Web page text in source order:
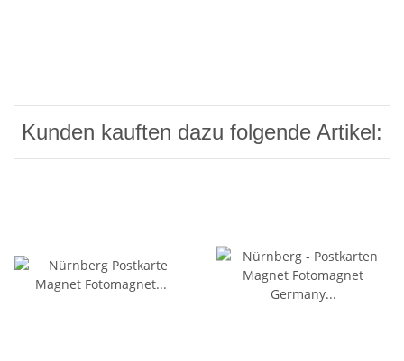
Kunden kauften dazu folgende Artikel: